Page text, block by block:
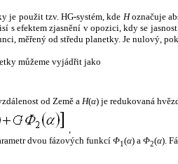
je použit tzv. HG-systém, kde Hoznačuje
s efektem zjasnění v opozici, kdy se
měřený od středu planetky. Je nulový,
můžeme vyjádřit jako
od Země aH(α) je redukovaná
,
dvou fázových funkcí Φ1(α) a Φ2(α).